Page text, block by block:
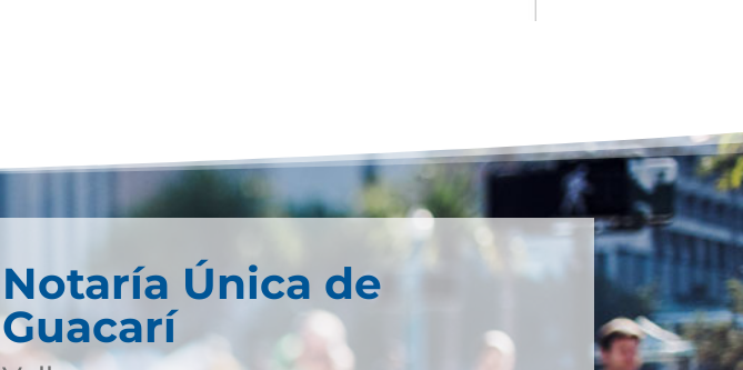
Notaría Única de
Guacarí